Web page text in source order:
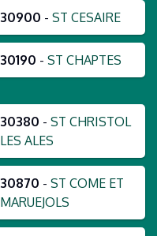
30900 - ST CESAIRE
30190 - ST CHAPTES
30380 - ST CHRISTOL
LES ALES
30870 - ST COME ET
MARUEJOLS